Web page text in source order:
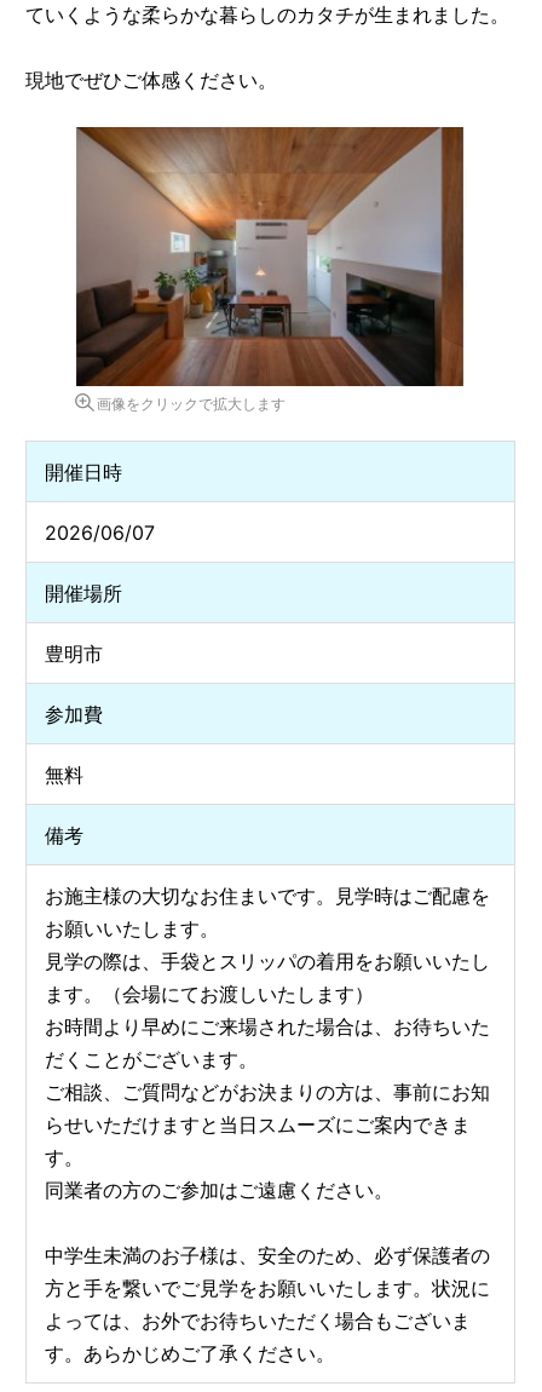
ていくような柔らかな暮らしのカタチが生まれました。
現地でぜひご体感ください。
画像をクリックで拡大します
開催日時
2026/06/07
開催場所
豊明市
参加費
無料
備考
お施主様の大切なお住まいです。見学時はご配慮を
お願いいたします。
見学の際は、手袋とスリッパの着用をお願いいたし
ます。（会場にてお渡しいたします）
お時間より早めにご来場された場合は、お待ちいた
だくことがございます。
ご相談、ご質問などがお決まりの方は、事前にお知
らせいただけますと当日スムーズにご案内できま
す。
同業者の方のご参加はご遠慮ください。
中学生未満のお子様は、安全のため、必ず保護者の
方と手を繋いでご見学をお願いいたします。状況に
よっては、お外でお待ちいただく場合もございま
す。あらかじめご了承ください。